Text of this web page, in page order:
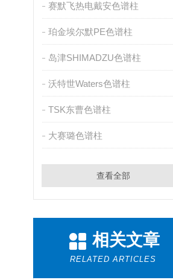
赛默飞热电戴安色谱柱
珀金埃尔默PE色谱柱
岛津SHIMADZU色谱柱
沃特世Waters色谱柱
TSK东曹色谱柱
大赛璐色谱柱
查看全部
相关文章
RELATED ARTICLES